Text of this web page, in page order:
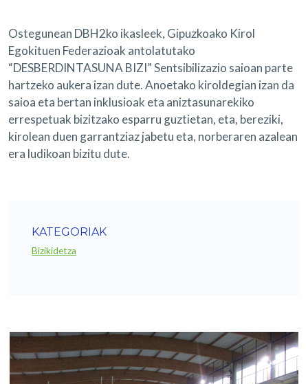
Ostegunean DBH2ko ikasleek, Gipuzkoako Kirol
Egokituen Federazioak antolatutako
“DESBERDINTASUNA BIZI” Sentsibilizazio saioan parte
hartzeko aukera izan dute. Anoetako kiroldegian izan da
saioa eta bertan inklusioak eta aniztasunarekiko
errespetuak bizitzako esparru guztietan, eta, bereziki,
kirolean duen garrantziaz jabetu eta, norberaren azalean
era ludikoan bizitu dute.
KATEGORIAK
Bizikidetza